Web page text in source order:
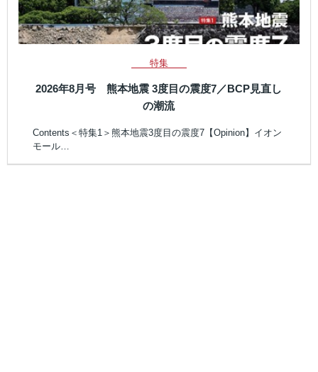
特集
2026年8月号 熊本地震 3度目の震度7／BCP見直し
の潮流
Contents＜特集1＞熊本地震3度目の震度7【Opinion】イオン
モール…